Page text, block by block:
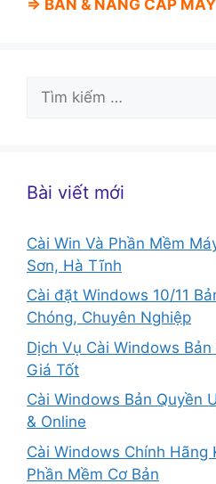
⇒ BÁN & NÂNG CẤP
Tìm
kiếm
Bài viết mới
Cài Win Và Phần Mềm
Sơn, Hà Tĩnh
Cài đặt Windows 10/11
Chóng, Chuyên Nghiệp
Dịch Vụ Cài Windows
Giá Tốt
Cài Windows Bản Quyền
& Online
Cài Windows Chính Hãng
Phần Mềm Cơ Bản